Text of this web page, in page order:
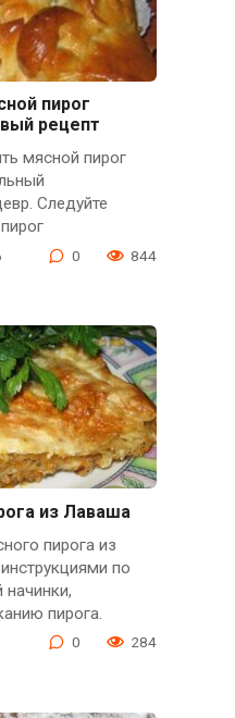
пирог
рецепт
мясной пирог
Следуйте
0 844
из Лаваша
пирога из
по
пирога.
0 284